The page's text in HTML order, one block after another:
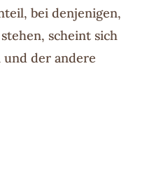
bei denjenigen,
scheint sich
der andere